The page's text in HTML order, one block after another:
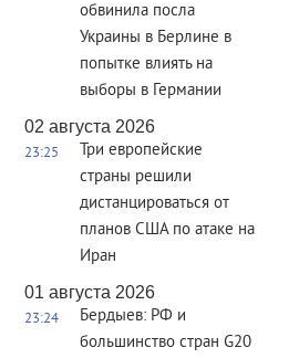
обвинила посла
Украины в Берлине в
попытке влиять на
выборы в Германии
02 августа 2026
23:25
Три европейские
страны решили
дистанцироваться от
планов США по атаке на
Иран
01 августа 2026
23:24
Бердыев: РФ и
большинство стран G20